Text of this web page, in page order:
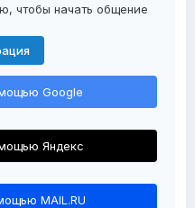
чтобы начать общение
Google
Яндекс
MAIL.RU